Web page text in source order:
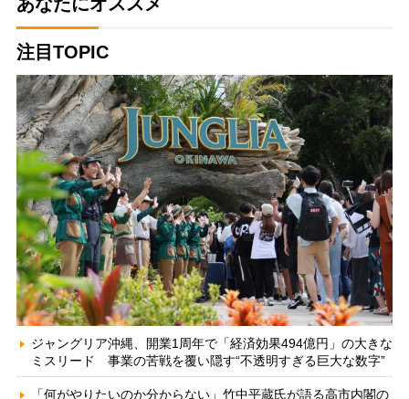
注目TOPIC
ジャングリア沖縄、開業1周年で「経済効果494億円」の大きな
ミスリード 事業の苦戦を覆い隠す“不透明すぎる巨大な数字”
「何がやりたいのか分からない」竹中平蔵氏が語る高市内閣の